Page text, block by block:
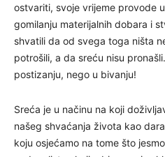
ostvariti, svoje vrijeme provode
gomilanju materijalnih dobara i
shvatili da od svega toga ništa
potrošili, a da sreću nisu
postizanju, nego u bivanju!
Sreća je u načinu na koji
našeg shvaćanja života kao
koju osjećamo na tome što